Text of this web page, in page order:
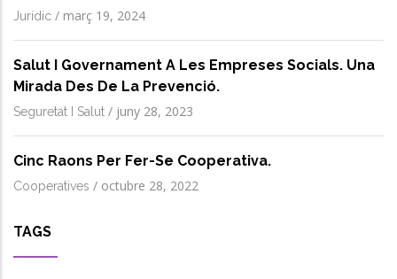
Jurídic / març 19, 2024
Salut I Governament A Les Empreses Socials. Una
Mirada Des De La Prevenció.
Seguretat I Salut / juny 28, 2023
Cinc Raons Per Fer-Se Cooperativa.
Cooperatives / octubre 28, 2022
TAGS